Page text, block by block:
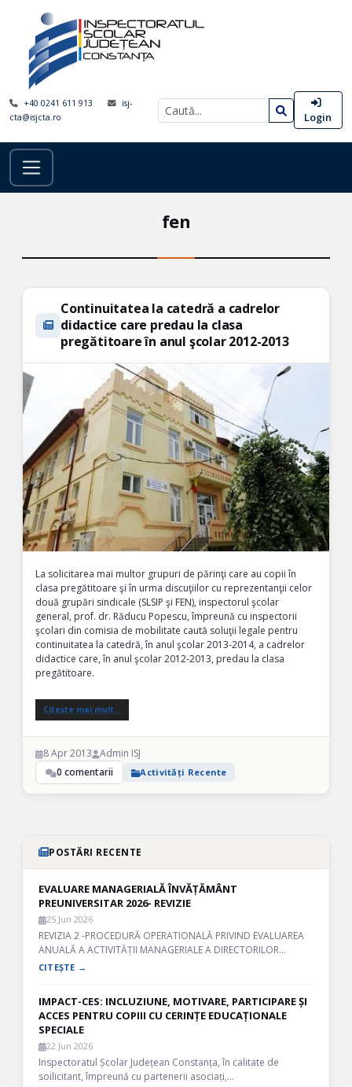
+40 0241 611 913
isj-
cta@isjcta.ro
Login
fen
Continuitatea la catedră a cadrelor
didactice care predau la clasa
pregătitoare în anul şcolar 2012-2013
La solicitarea mai multor grupuri de părinţi care au copii în
clasa pregătitoare şi în urma discuţiilor cu reprezentanţii celor
două grupări sindicale (SLSIP şi FEN), inspectorul şcolar
general, prof. dr. Răducu Popescu, împreună cu inspectorii
şcolari din comisia de mobilitate caută soluţii legale pentru
continuitatea la catedră, în anul şcolar 2013-2014, a cadrelor
didactice care, în anul şcolar 2012-2013, predau la clasa
pregătitoare.
Citește mai mult…
8 Apr 2013
Admin ISJ
0 comentarii
Activități Recente
POSTĂRI RECENTE
EVALUARE MANAGERIALĂ ÎNVĂȚĂMÂNT
PREUNIVERSITAR 2026- REVIZIE
25 Jun 2026
REVIZIA 2 -PROCEDURĂ OPERATIONALĂ PRIVIND EVALUAREA
ANUALĂ A ACTIVITĂȚII MANAGERIALE A DIRECTORILOR…
CITEȘTE →
IMPACT-CES: INCLUZIUNE, MOTIVARE, PARTICIPARE ȘI
ACCES PENTRU COPIII CU CERINȚE EDUCAȚIONALE
SPECIALE
22 Jun 2026
Inspectoratul Școlar Județean Constanța, în calitate de
soilicitant, împreună cu partenerii asociați,…